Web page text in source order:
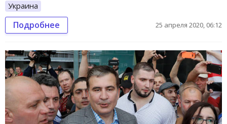
Украина
Подробнее 25 апреля 2020, 06:12